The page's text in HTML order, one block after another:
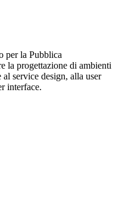
per la Pubblica
la progettazione di ambienti
service design, alla user
interface.